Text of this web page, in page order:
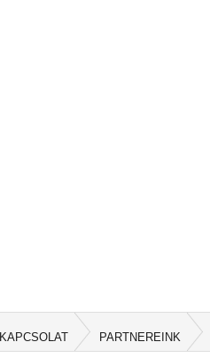
KAPCSOLAT PARTNEREINK